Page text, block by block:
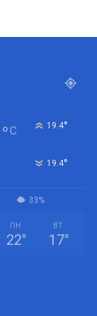
°C 19.4°
19.4°
33%
ПН
22°
ВТ
17°